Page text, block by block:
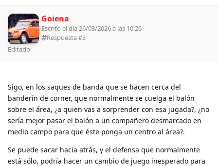
Goiena
Escrito el día 26/03/2026 a las 10:26
Respuesta #3
Editado
Sigo, en los saques de banda que se hacen cerca del
banderín de corner, que normalmente se cuelga el balón
sobre el área, ¿a quien vas a sorprender con esa jugada?, ¿no
sería mejor pasar el balón a un compañero desmarcado en
medio campo para que éste ponga un centro al área?.
Se puede sacar hacia atrás, y el defensa que normalmente
está sólo, podría hacer un cambio de juego inesperado para